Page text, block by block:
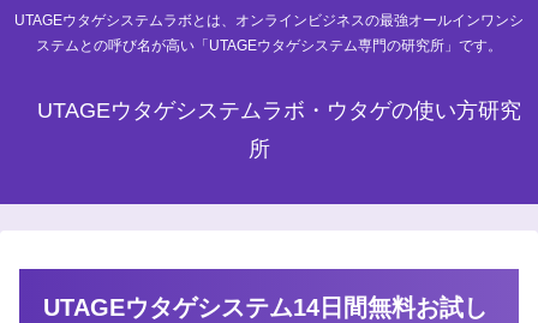
UTAGEウタゲシステムラボとは、オンラインビジネスの最強オールインワンシ
ステムとの呼び名が高い「UTAGEウタゲシステム専門の研究所」です。
UTAGEウタゲシステムラボ・ウタゲの使い方研究
所
UTAGEウタゲシステム14日間無料お試し